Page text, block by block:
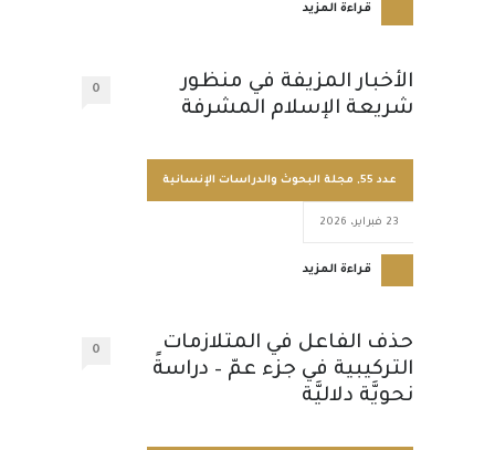
قراءة المزيد
الأخبار المزيفة في منظور
شريعة الإسلام المشرفة
0
عدد 55 , مجلة البحوث والدراسات الإنسانية
23 فبراير، 2026
قراءة المزيد
حذف الفاعل في المتلازمات
التركيبية في جزء عمّ – دراسةً
نحويَّة دلاليَّة
0